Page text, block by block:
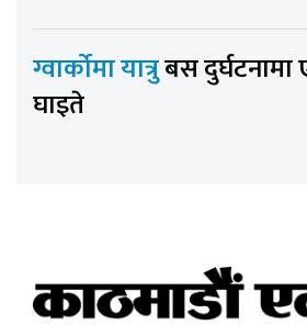
ग्वार्कोमा यात्रुबस
घाइते